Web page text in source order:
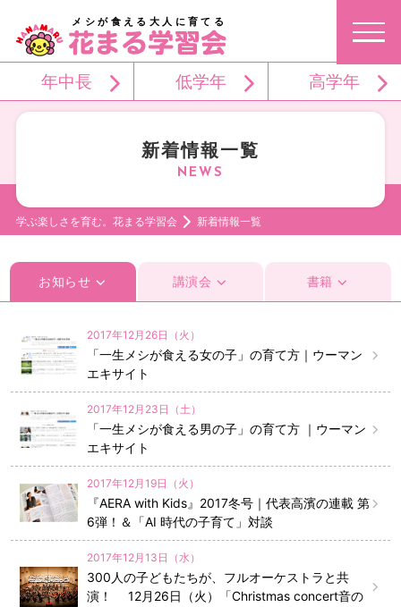
メシが食える大人に育てる
年中長 低学年 高学年
新着情報一覧
学ぶ楽しさを育む。花まる学習会 新着情報一覧
お知らせ 講演会 書籍
2017年12月26日（火）
「一生メシが食える女の子」の育て方｜ウーマン
エキサイト
2017年12月23日（土）
「一生メシが食える男の子」の育て方 ｜ウーマン
エキサイト
2017年12月19日（火）
『AERA with Kids』2017冬号｜代表高濱の連載 第
6弾！＆「AI 時代の子育て」対談
2017年12月13日（水）
300人の子どもたちが、フルオーケストラと共
演！ 12月26日（火）「Christmas concert音の